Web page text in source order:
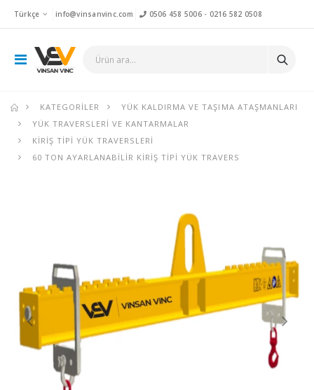
Türkçe info@vinsanvinc.com 0506 458 5006- 0216 582 0508
KATEGORILER
YÜK KALDIRMA VE TAŞIMA ATAŞMANLARI
YÜK TRAVERSLERI VE KANTARMALAR
KIRIŞ TIPI YÜK TRAVERSLERI
60 TON AYARLANABILIR KIRIŞ TIPI YÜK TRAVERS